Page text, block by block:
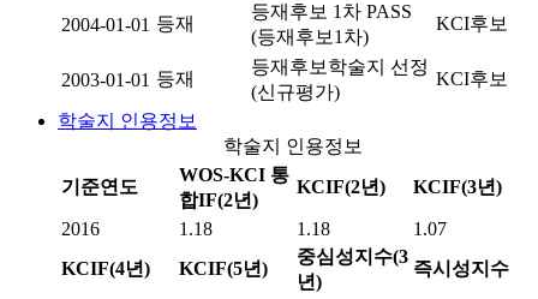
2004-01-01 등재
등재후보 1차 PASS
(등재후보1차)
KCI후보
2003-01-01 등재
등재후보학술지 선정
(신규평가)
KCI후보
학술지 인용정보
학술지 인용정보
기준연도
WOS-KCI 통
합IF(2년)
KCIF(2년) KCIF(3년)
2016 1.18 1.18
1.07
KCIF(4년)
KCIF(5년)
중심성지수(3
년)
즉시성지수